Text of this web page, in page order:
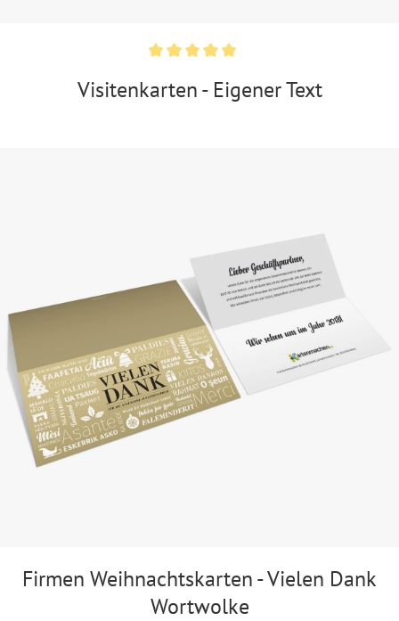
Visitenkarten - Eigener Text
Firmen Weihnachtskarten - Vielen Dank
Wortwolke